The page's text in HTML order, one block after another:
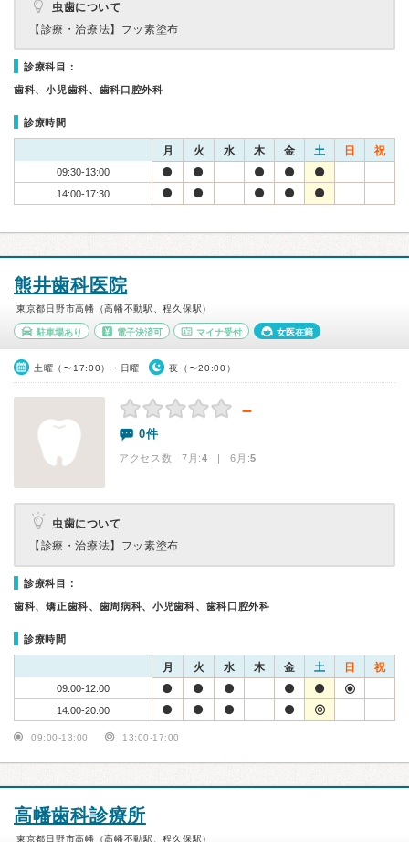
虫歯について
【診療・治療法】 フッ素塗布
診療科目：
歯科、小児歯科、歯科口腔外科
診療時間
月 火 水 木 金 土 日 祝
09:30-13:00
14:00-17:30
熊井歯科医院
東京都日野市高幡（高幡不動駅、程久保駅）
駐車場あり 電子決済可 マイナ受付 女医在籍
土曜（〜17:00）・日曜 夜（〜20:00）
－
0件
アクセス数 7月:4 | 6月:5
虫歯について
【診療・治療法】 フッ素塗布
診療科目：
歯科、矯正歯科、歯周病科、小児歯科、歯科口腔外科
診療時間
月 火 水 木 金 土 日 祝
09:00-12:00
14:00-20:00
09:00-13:00 13:00-17:00
高幡歯科診療所
東京都日野市高幡（高幡不動駅、程久保駅）